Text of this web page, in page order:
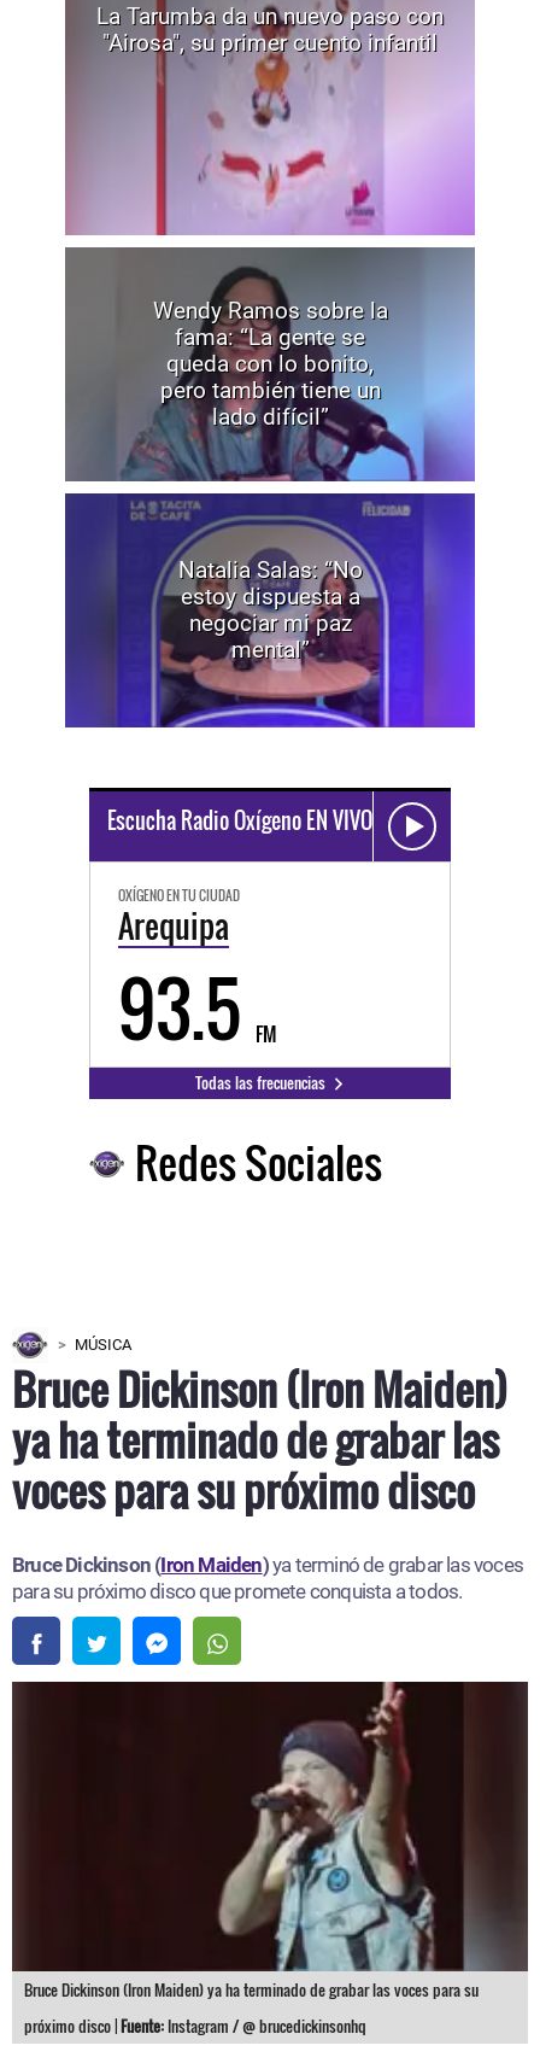
La Tarumba da un nuevo paso con
"Airosa", su primer cuento infantil
Wendy Ramos sobre la
fama: “La gente se
queda con lo bonito,
pero también tiene un
lado difícil”
Natalia Salas: “No
estoy dispuesta a
negociar mi paz
mental”
Escucha Radio Oxígeno EN VIVO
OXÍGENO EN TU CIUDAD
Arequipa
93.5 FM
Todas las frecuencias
Redes Sociales
MÚSICA
Bruce Dickinson (Iron Maiden)
ya ha terminado de grabar las
voces para su próximo disco
Bruce Dickinson (Iron Maiden)ya terminó de grabar las voces
para su próximo disco que promete conquista a todos.
Bruce Dickinson (Iron Maiden) ya ha terminado de grabar las voces para su
próximo disco |Fuente: Instagram / @ brucedickinsonhq